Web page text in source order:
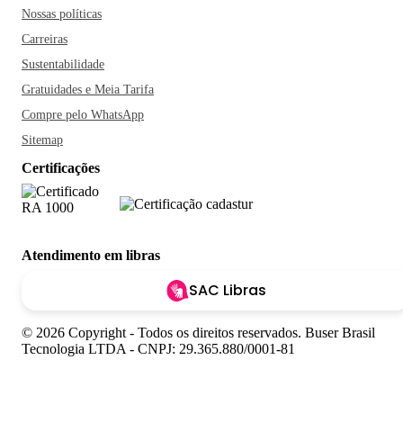
Nossas políticas
Carreiras
Sustentabilidade
Gratuidades e Meia Tarifa
Compre pelo WhatsApp
Sitemap
Certificações
Atendimento em libras
SAC Libras
© 2026 Copyright - Todos os direitos reservados. Buser Brasil
Tecnologia LTDA - CNPJ: 29.365.880/0001-81